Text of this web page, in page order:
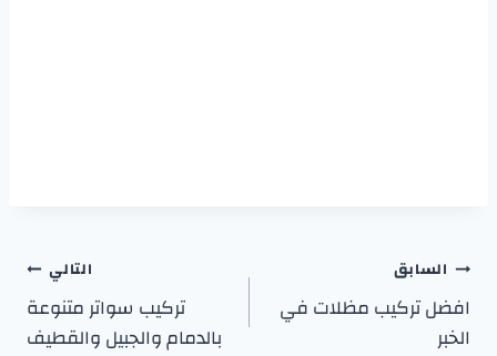
تصفّح
المقالات
السابق
افضل تركيب مظلات في
الخبر
التالي
تركيب سواتر متنوعة
بالدمام والجبيل والقطيف